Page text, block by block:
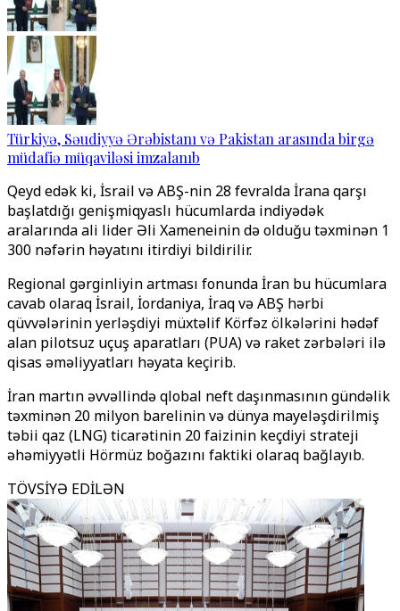
Türkiyə, Səudiyyə Ərəbistanı və Pakistan arasında birgə
müdafiə müqaviləsi imzalanıb
Qeyd edək ki, İsrail və ABŞ-nin 28 fevralda İrana qarşı
başlatdığı genişmiqyaslı hücumlarda indiyədək
aralarında ali lider Əli Xameneinin də olduğu təxminən 1
300 nəfərin həyatını itirdiyi bildirilir.
Regional gərginliyin artması fonunda İran bu hücumlara
cavab olaraq İsrail, İordaniya, İraq və ABŞ hərbi
qüvvələrinin yerləşdiyi müxtəlif Körfəz ölkələrini hədəf
alan pilotsuz uçuş aparatları (PUA) və raket zərbələri ilə
qisas əməliyyatları həyata keçirib.
İran martın əvvəllində qlobal neft daşınmasının gündəlik
təxminən 20 milyon barelinin və dünya mayeləşdirilmiş
təbii qaz (LNG) ticarətinin 20 faizinin keçdiyi strateji
əhəmiyyətli Hörmüz boğazını faktiki olaraq bağlayıb.
TÖVSİYƏ EDİLƏN